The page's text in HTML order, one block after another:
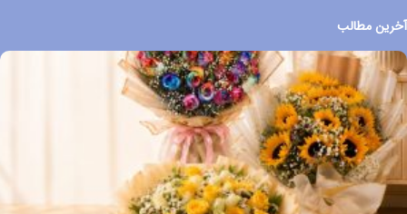
آخرین مطالب